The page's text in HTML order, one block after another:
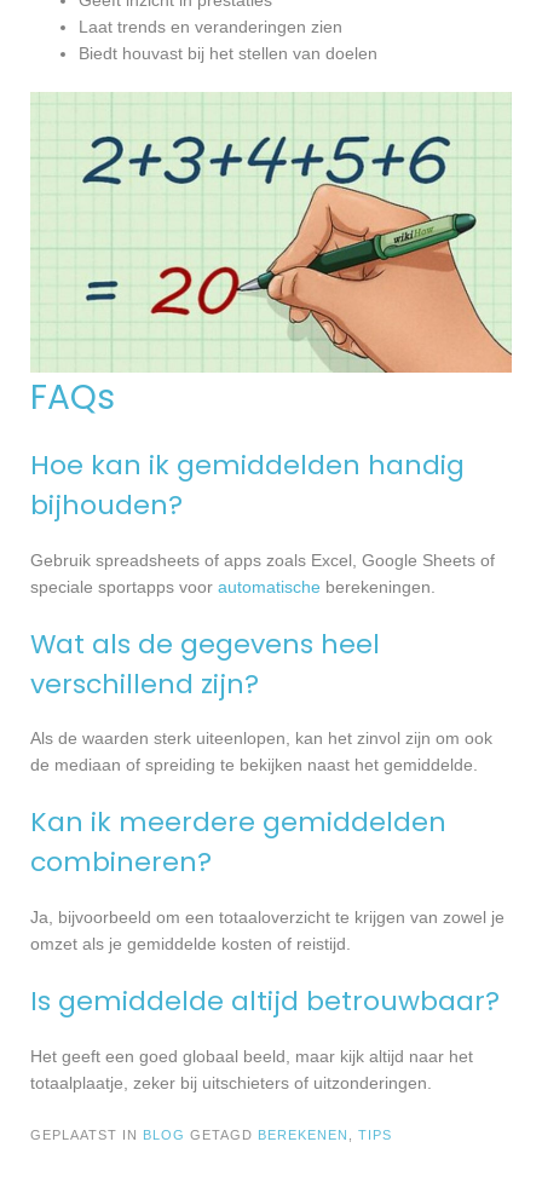
Laat trends en veranderingen zien
Biedt houvast bij het stellen van doelen
FAQs
Hoe kan ik gemiddelden handig
bijhouden?
Gebruik spreadsheets of apps zoals Excel, Google Sheets of
speciale sportapps voor automatische berekeningen.
Wat als de gegevens heel
verschillend zijn?
Als de waarden sterk uiteenlopen, kan het zinvol zijn om ook
de mediaan of spreiding te bekijken naast het gemiddelde.
Kan ik meerdere gemiddelden
combineren?
Ja, bijvoorbeeld om een totaaloverzicht te krijgen van zowel je
omzet als je gemiddelde kosten of reistijd.
Is gemiddelde altijd betrouwbaar?
Het geeft een goed globaal beeld, maar kijk altijd naar het
totaalplaatje, zeker bij uitschieters of uitzonderingen.
GEPLAATST IN BLOG GETAGD BEREKENEN TIPS